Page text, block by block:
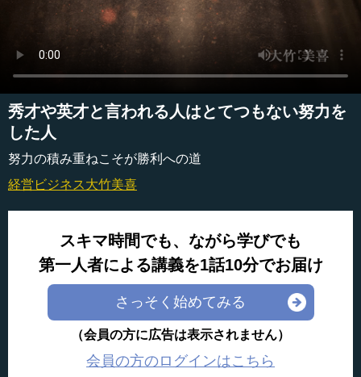
秀才や英才と言われる人はとてつもない努力を
した人
努力の積み重ねこそが勝利への道
経営ビジネス大竹美喜
スキマ時間でも、ながら学びでも
第一人者による講義を1話10分でお届け
さっそく始めてみる
（会員の方に広告は表示されません）
会員の方のログインはこちら